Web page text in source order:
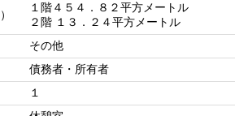
１階４５４．８２平方メートル
２階 １３．２４平方メートル
その他
債務者・所有者
１